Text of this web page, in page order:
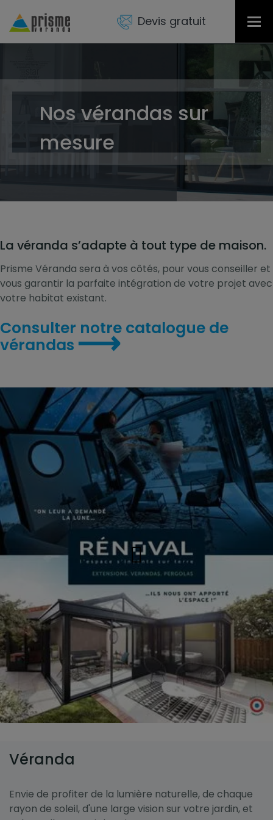
Devis gratuit
Nos vérandas sur
mesure
La véranda s’adapte à tout type de maison.
Prisme Véranda sera à vos côtés, pour vous conseiller et
vous garantir la parfaite intégration de votre projet avec
votre habitat existant.
Consulter notre catalogue de
vérandas ⟶
Véranda
Envie de profiter de la lumière naturelle, de chaque
rayon de soleil, d'une large vision sur votre jardin, et